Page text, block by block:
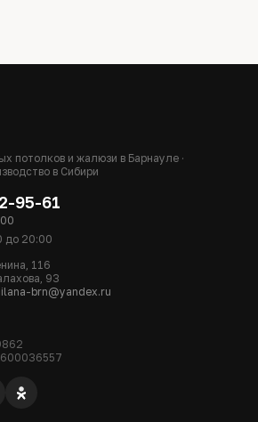
потолков и жалюзи в Барнауле ·
в Сибири
95-61
до 20:00
116
93
brn@yandex.ru